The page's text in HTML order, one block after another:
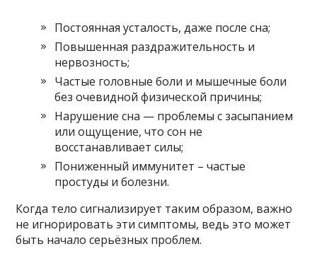
Постоянная усталость, даже после сна;
Повышенная раздражительность и
нервозность;
Частые головные боли и мышечные боли
без очевидной физической причины;
Нарушение сна — проблемы с засыпанием
или ощущение, что сон не
восстанавливает силы;
Пониженный иммунитет – частые
простуды и болезни.
Когда тело сигнализирует таким образом, важно
не игнорировать эти симптомы, ведь это может
быть начало серьёзных проблем.